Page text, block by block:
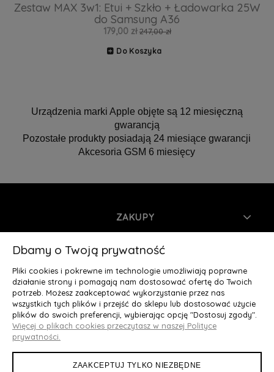
Zestaw MAX 3w1: Etui + Szkło + Ładowarka 25W
do Samsung A36
179,00 zł 247,00 zł
Do Koszyka
Urządzenia marki Apple objęte są 12 miesięczną
gwarancją
Pozostałe produkty posiadają 24 miesiące gwarancji
Akcesoria GSM 6 miesięcy
ZAKUPY
INFORMACJE
MOJE KONTO
O NAS
Deluxury.pl
Dbamy o Twoją prywatność
Pliki cookies i pokrewne im technologie umożliwiają poprawne
działanie strony i pomagają nam dostosować ofertę do Twoich
potrzeb. Możesz zaakceptować wykorzystanie przez nas
wszystkich tych plików i przejść do sklepu lub dostosować użycie
plików do swoich preferencji, wybierając opcję "Dostosuj zgody".
Więcej o plikach cookies przeczytasz w naszej Polityce
prywatności.
ZAAKCEPTUJ TYLKO NIEZBĘDNE